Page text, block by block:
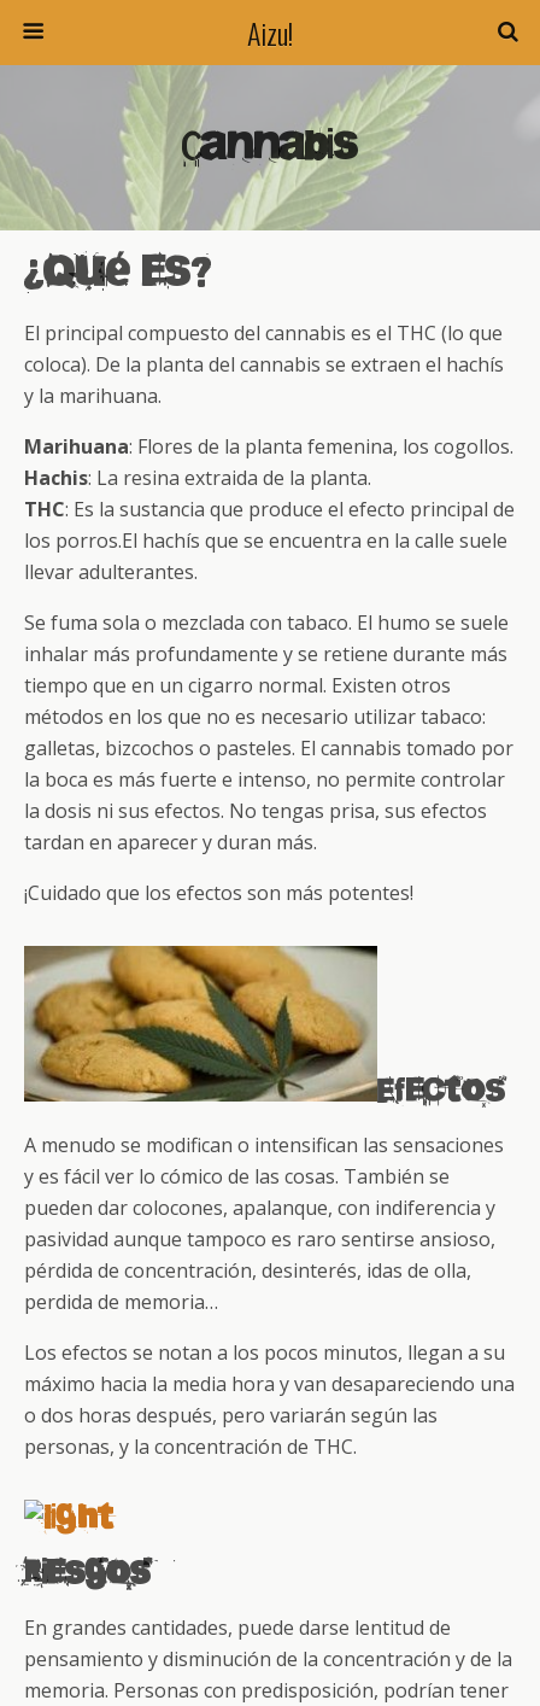
Aizu!
Cannabis
¿Qué es?
El principal compuesto del cannabis es el THC (lo que
coloca). De la planta del cannabis se extraen el hachís
y la marihuana.
Marihuana: Flores de la planta femenina, los cogollos.
Hachis: La resina extraida de la planta.
THC: Es la sustancia que produce el efecto principal de
los porros.El hachís que se encuentra en la calle suele
llevar adulterantes.
Se fuma sola o mezclada con tabaco. El humo se suele
inhalar más profundamente y se retiene durante más
tiempo que en un cigarro normal. Existen otros
métodos en los que no es necesario utilizar tabaco:
galletas, bizcochos o pasteles. El cannabis tomado por
la boca es más fuerte e intenso, no permite controlar
la dosis ni sus efectos. No tengas prisa, sus efectos
tardan en aparecer y duran más.
¡Cuidado que los efectos son más potentes!
Efectos
A menudo se modifican o intensifican las sensaciones
y es fácil ver lo cómico de las cosas. También se
pueden dar colocones, apalanque, con indiferencia y
pasividad aunque tampoco es raro sentirse ansioso,
pérdida de concentración, desinterés, idas de olla,
perdida de memoria…
Los efectos se notan a los pocos minutos, llegan a su
máximo hacia la media hora y van desapareciendo una
o dos horas después, pero variarán según las
personas, y la concentración de THC.
Riesgos
En grandes cantidades, puede darse lentitud de
pensamiento y disminución de la concentración y de la
memoria. Personas con predisposición, podrían tener